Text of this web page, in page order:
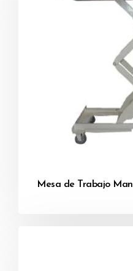
Mesa de Trabajo